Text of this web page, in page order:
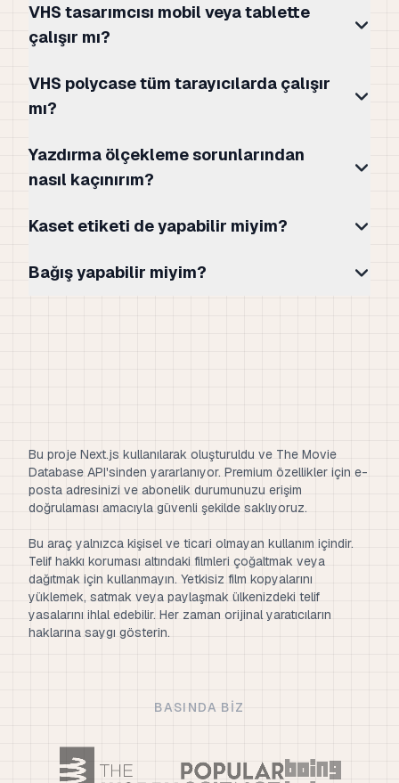
VHS tasarımcısı mobil veya tablette
çalışır mı?
VHS polycase tüm tarayıcılarda çalışır
mı?
Yazdırma ölçekleme sorunlarından
nasıl kaçınırım?
Kaset etiketi de yapabilir miyim?
Bağış yapabilir miyim?
Bu proje Next.js kullanılarak oluşturuldu ve The Movie
Database API'sinden yararlanıyor. Premium özellikler için e-
posta adresinizi ve abonelik durumunuzu erişim
doğrulaması amacıyla güvenli şekilde saklıyoruz.
Bu araç yalnızca kişisel ve ticari olmayan kullanım içindir.
Telif hakkı koruması altındaki filmleri çoğaltmak veya
dağıtmak için kullanmayın. Yetkisiz film kopyalarını
yüklemek, satmak veya paylaşmak ülkenizdeki telif
yasalarını ihlal edebilir. Her zaman orijinal yaratıcıların
haklarına saygı gösterin.
BASINDA BIZ